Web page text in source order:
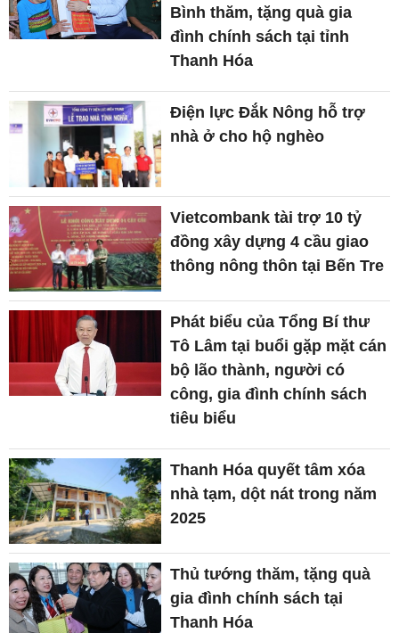
Bình thăm, tặng quà gia
đình chính sách tại tỉnh
Thanh Hóa
Điện lực Đắk Nông hỗ trợ
nhà ở cho hộ nghèo
Vietcombank tài trợ 10 tỷ
đồng xây dựng 4 cầu giao
thông nông thôn tại Bến Tre
Phát biểu của Tổng Bí thư
Tô Lâm tại buổi gặp mặt cán
bộ lão thành, người có
công, gia đình chính sách
tiêu biểu
Thanh Hóa quyết tâm xóa
nhà tạm, dột nát trong năm
2025
Thủ tướng thăm, tặng quà
gia đình chính sách tại
Thanh Hóa